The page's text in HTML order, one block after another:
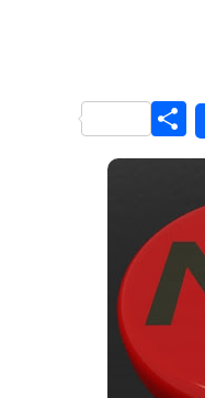
Share